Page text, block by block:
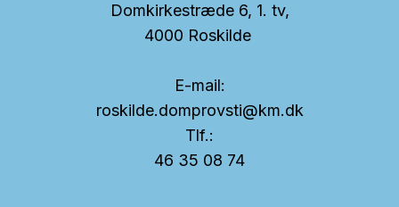
Domkirkestræde 6, 1. tv,
4000 Roskilde
E-mail:
roskilde.domprovsti@km.dk
Tlf.:
46 35 08 74